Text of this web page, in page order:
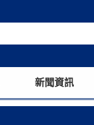
新聞資訊